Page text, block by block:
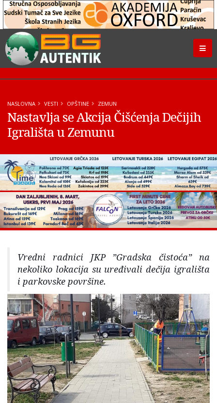
NASLOVNA VESTI OPŠTINE ZEMUN
Nastavlja se Akcija Čišćenja Dečijih
Igrališta u Zemunu
Vredni radnici JKP ”Gradska čistoća” na
nekoliko lokacija su uređivali dečija igrališta
i parkovske površine.